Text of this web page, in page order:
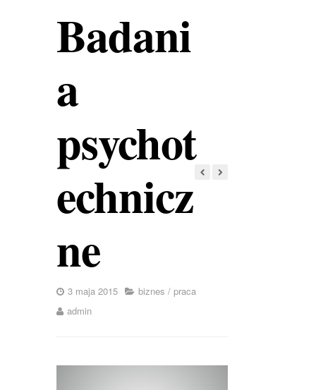
Badani
a
psychot
echnicz
ne
3 maja 2015 biznes / praca
admin